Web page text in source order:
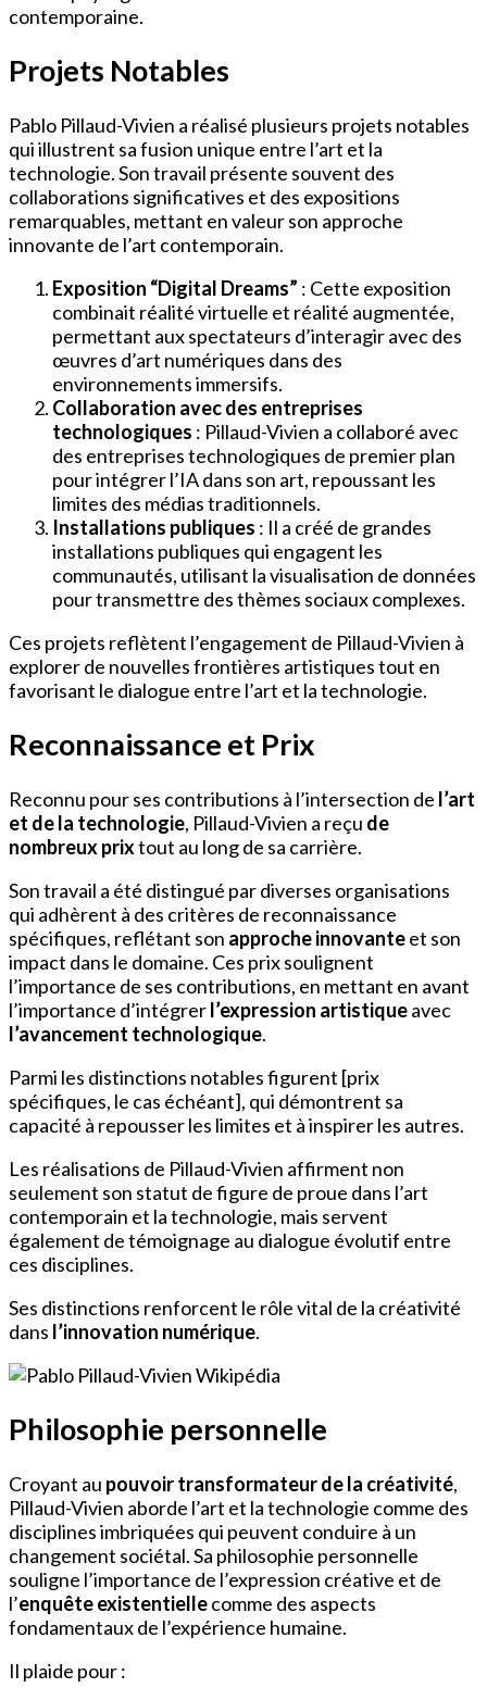
contemporaine.
Projets Notables
Pablo Pillaud-Vivien a réalisé plusieurs projets notables
qui illustrent sa fusion unique entre l’art et la
technologie. Son travail présente souvent des
collaborations significatives et des expositions
remarquables, mettant en valeur son approche
innovante de l’art contemporain.
Exposition “Digital Dreams” : Cette exposition
combinait réalité virtuelle et réalité augmentée,
permettant aux spectateurs d’interagir avec des
œuvres d’art numériques dans des
environnements immersifs.
Collaboration avec des entreprises
technologiques : Pillaud-Vivien a collaboré avec
des entreprises technologiques de premier plan
pour intégrer l’IA dans son art, repoussant les
limites des médias traditionnels.
Installations publiques : Il a créé de grandes
installations publiques qui engagent les
communautés, utilisant la visualisation de données
pour transmettre des thèmes sociaux complexes.
Ces projets reflètent l’engagement de Pillaud-Vivien à
explorer de nouvelles frontières artistiques tout en
favorisant le dialogue entre l’art et la technologie.
Reconnaissance et Prix
Reconnu pour ses contributions à l’intersection de l’art
et de la technologie, Pillaud-Vivien a reçu de
nombreux prixtout au long de sa carrière.
Son travail a été distingué par diverses organisations
qui adhèrent à des critères de reconnaissance
spécifiques, reflétant son approche innovanteet son
impact dans le domaine. Ces prix soulignent
l’importance de ses contributions, en mettant en avant
l’importance d’intégrerl’expression artistiqueavec
l’avancement technologique.
Parmi les distinctions notables figurent [prix
spécifiques, le cas échéant], qui démontrent sa
capacité à repousser les limites et à inspirer les autres.
Les réalisations de Pillaud-Vivien affirment non
seulement son statut de figure de proue dans l’art
contemporain et la technologie, mais servent
également de témoignage au dialogue évolutif entre
ces disciplines.
Ses distinctions renforcent le rôle vital de la créativité
dans l’innovation numérique.
Philosophie personnelle
Croyant au pouvoir transformateur de la créativité,
Pillaud-Vivien aborde l’art et la technologie comme des
disciplines imbriquées qui peuvent conduire à un
changement sociétal. Sa philosophie personnelle
souligne l’importance de l’expression créative et de
l’enquête existentiellecomme des aspects
fondamentaux de l’expérience humaine.
Il plaide pour :